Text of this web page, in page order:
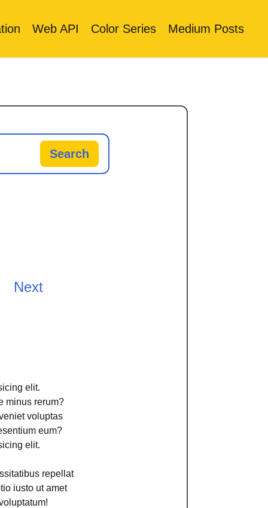
Web API Color Series Medium Posts
Search
Next
elit.
minus rerum?
voluptas
eum?
elit.
repellat
iusto ut amet